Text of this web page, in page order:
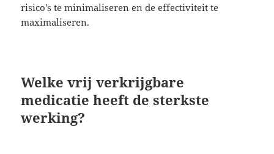
risico's te minimaliseren en de effectiviteit te
maximaliseren.
Welke vrij verkrijgbare
medicatie heeft de sterkste
werking?